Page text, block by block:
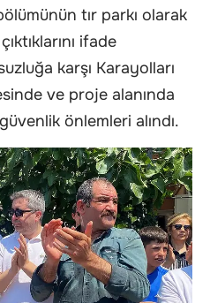
tır parkı olarak
ifade
karşı Karayolları
ve proje alanında
önlemleri alındı.